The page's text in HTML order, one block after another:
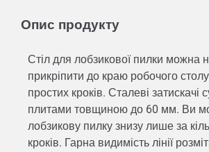
Опис продукту
Стіл для лобзикової пилки можна
прикріпити до краю робочого
простих кроків. Сталеві затискачі
плитами товщиною до 60 мм. Ви
лобзикову пилку знизу лише за
кроків. Гарна видимість лінії